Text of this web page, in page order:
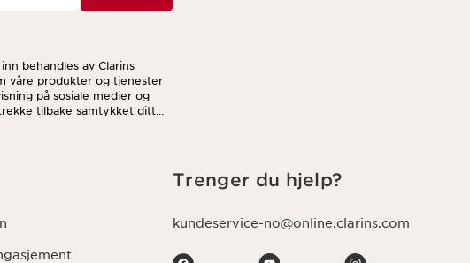
behandles av Clarins
våre produkter og tjenester
på sosiale medier og
tilbake samtykket ditt
om hvordan vi behandler
Trenger du hjelp?
kundeservice-no@online.clarins.com